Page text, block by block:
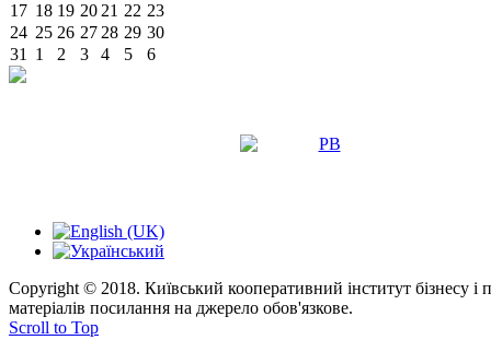
17 18 19 20 21 22 23
24 25 26 27 28 29 30
31
1 2 3 4 5 6
Copyright © 2018. Київський кооперативний інститут бізнесу
матеріалів посилання на джерело обов'язкове.
Scroll to Top